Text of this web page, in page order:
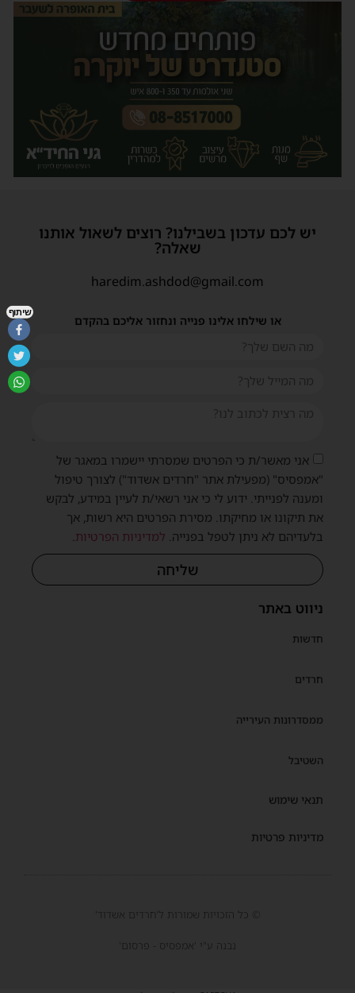
ניווט באתר
חדשות
חרדים
ממסדרונות העירייה
השטיבל
תנאי שימוש
מדיניות פרטיות
יש לכם עדכון בשבילנו? רוצים לשאול אותנו
שאלה?
haredim.ashdod@gmail.com
או שילחו אלינו פנייה ונחזור אליכם בהקדם
אני מאשר/ת כי הפרטים שמסרתי יישמרו במאגר של
"אמפסיס" (מפעילת אתר "חרדים אשדוד") לצורך טיפול
ומענה לפנייתי. ידוע לי כי אני רשאי/ת לעיין במידע, לבקש
את תיקונו או מחיקתו. מסירת הפרטים היא רשות, אך
בלעדיהם לא ניתן לטפל בפנייה. למדיניות הפרטיות.
שליחה
© כל הזכויות שמורות ל'חרדים אשדוד'
נבנה ע"י 'אמפסיס - פרסום'
שיתוף